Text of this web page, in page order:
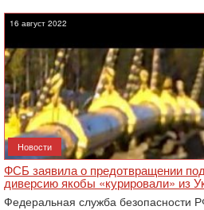
16 август 2022
Новости
ФСБ заявила о предотвращении
диверсию якобы «курировали» из
Федеральная служба безопасности